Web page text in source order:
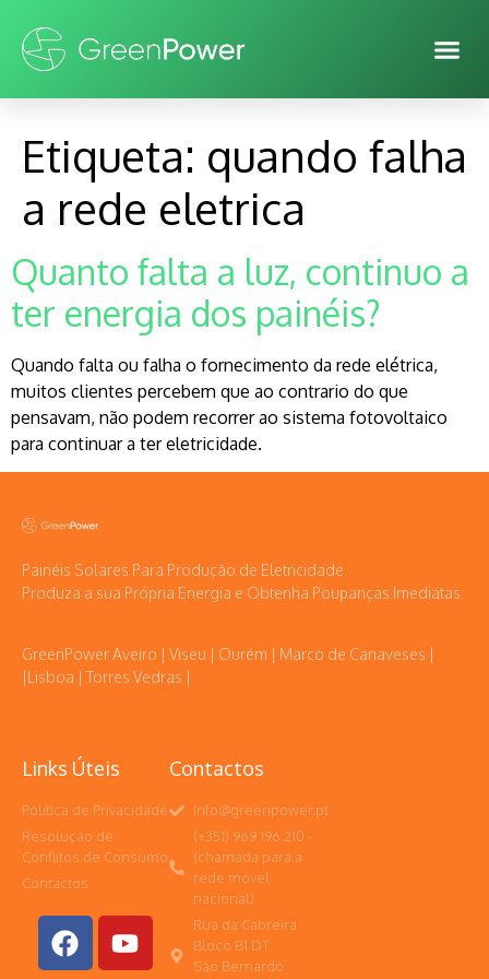
Etiqueta: quando falha
a rede eletrica
Quanto falta a luz, continuo a
ter energia dos painéis?
Quando falta ou falha o fornecimento da rede elétrica,
muitos clientes percebem que ao contrario do que
pensavam, não podem recorrer ao sistema fotovoltaico
para continuar a ter eletricidade.
Painéis Solares Para Produção de Eletricidade.
Produza a sua Própria Energia e Obtenha Poupanças Imediatas
GreenPower Aveiro | Viseu | Ourém | Marco de Canaveses |
|Lisboa | Torres Vedras |
Links Úteis
Política de Privacidade
Resolução de
Conflitos de Consumo
Contactos
Contactos
Info@greenpower.pt
(+351) 969 196 210 -
(chamada para a
rede móvel
nacional)
Rua da Cabreira
Bloco B1 DT
São Bernardo